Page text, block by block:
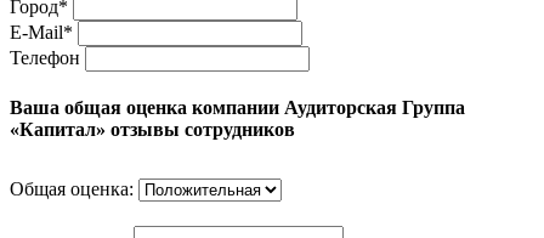
Город*
E-Mail*
Телефон
Ваша общая оценка компании Аудиторская Группа
«Капитал» отзывы сотрудников
Общая оценка: